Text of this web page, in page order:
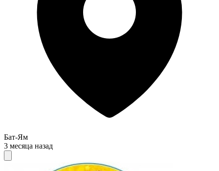
Бат-Ям
3 месяца назад